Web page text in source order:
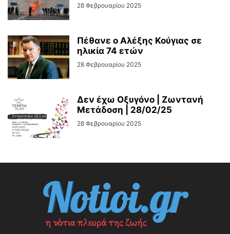
28 Φεβρουαρίου 2025
Πέθανε ο Αλέξης Κούγιας σε
ηλικία 74 ετών
28 Φεβρουαρίου 2025
Δεν έχω Οξυγόνο | Ζωντανή
Μετάδοση | 28/02/25
28 Φεβρουαρίου 2025